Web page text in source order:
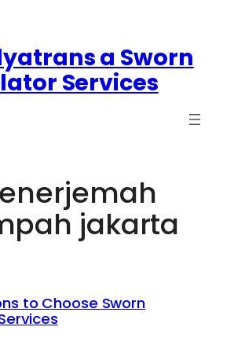
a Sworn
Services
jakarta
to Choose Sworn